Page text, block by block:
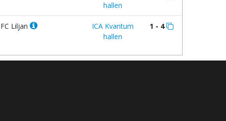
hallen
FC Liljan
ICA Kvantum
hallen
1 - 4